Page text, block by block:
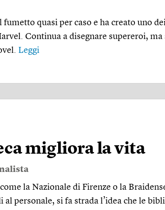
quasi per caso e ha creato uno
Continua a disegnare supereroi, ma
Leggi
migliora la vita
la Nazionale di Firenze o la
personale, si fa strada l’idea che le